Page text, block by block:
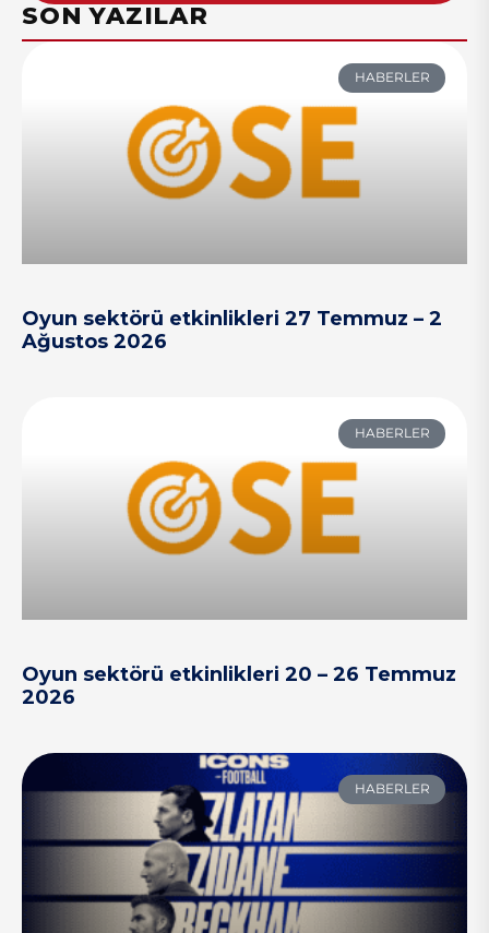
SON YAZILAR
HABERLER
Oyun sektörü etkinlikleri 27 Temmuz – 2
Ağustos 2026
HABERLER
Oyun sektörü etkinlikleri 20 – 26 Temmuz
2026
HABERLER